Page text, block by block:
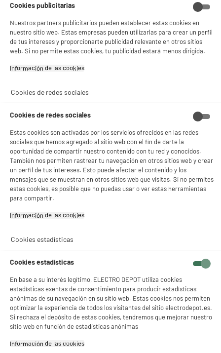
Recogemosgratuitamente
Más información
Garantía incluida :
Hastaagosto 2029
Características
Marca SEDEA
Peso neto 0,15kg
nombre de la empresa o marca
Código del artículo 971831
Necesitas más información ?
Cookies publicitarias
Nuestros partners publicitarios pueden establecer estas cookies en
nuestro sitio web. Estas empresas pueden utilizarlas para crear un perfil
de tus intereses y proporcionarte publicidad relevante en otros sitios
web. Si no permite estas cookies, tu publicidad estará menos dirigida.
Información de las cookies‎
Cookies de redes sociales
Cookies de redes sociales
Estas cookies son activadas por los servicios ofrecidos en las redes
sociales que hemos agregado al sitio web con el fin de darte la
oportunidad de compartir nuestro contenido con tu red y conocidos.
También nos permiten rastrear tu navegación en otros sitios web y crear
un perfil de tus intereses. Esto puede afectar el contenido y los
mensajes que se muestran en otros sitios web que visitas. Si no permites
estas cookies, es posible que no puedas usar o ver estas herramientas
para compartir.
Información de las cookies‎
Cookies estadísticas
Cookies estadísticas
En base a su interés legítimo, ELECTRO DEPOT utiliza cookies
estadísticas exentas de consentimiento para producir estadísticas
anónimas de su navegación en su sitio web. Estas cookies nos permiten
optimizar la experiencia de todos los visitantes del sitio electrodepot.es.
Si rechaza el depósito de estas cookies, tendremos que mejorar nuestro
sitio web en función de estadísticas anónimas
Información de las cookies‎